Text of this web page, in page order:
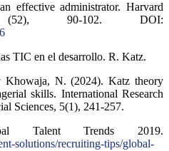
effective administrator. Harvard
(52), 90-102. DOI:
TIC en el desarrollo. R. Katz.
N. (2024). Katz theory
skills. International Research
Sciences, 5(1), 241-257.
Talent Trends 2019.
solutions/recruiting-tips/global-